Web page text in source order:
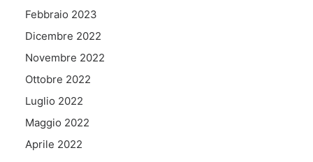
Febbraio 2023
Dicembre 2022
Novembre 2022
Ottobre 2022
Luglio 2022
Maggio 2022
Aprile 2022